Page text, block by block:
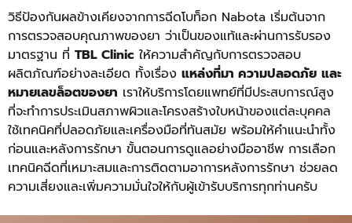
วิธีป้องกันผลข้างเคียงจากการฉีดโบท็อก Nabota เริ่มต้นจาก
การตรวจสอบคุณภาพของยา ว่าเป็นของแท้และผ่านการรับรอง
มาตรฐาน ที่ TBL Clinic ให้ความสำคัญกับการตรวจสอบ
ผลิตภัณฑ์อย่างละเอียด ทั้งเรื่อง แหล่งที่มา ความปลอดภัย และ
หมายเลขล็อตของยา เราให้บริการโดยแพทย์ที่มีประสบการณ์สูง
ที่จะทำการประเมินสภาพผิวและโครงสร้างใบหน้าของแต่ละบุคคล
ใช้เทคนิคที่ปลอดภัยและเครื่องมือที่ทันสมัย พร้อมให้คำแนะนำทั้ง
ก่อนและหลังการรักษา ขั้นตอนการดูแลอย่างมืออาชีพ การเลือก
เทคนิคฉีดที่เหมาะสมและการติดตามอาการหลังการรักษา ช่วยลด
ความเสี่ยงและเพิ่มความมั่นใจให้กับผู้เข้ารับบริการทุกท่านครับ